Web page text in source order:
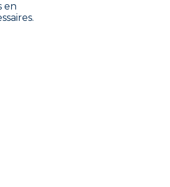
en